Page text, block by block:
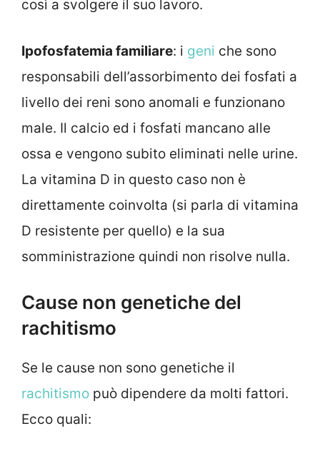
così a svolgere il suo lavoro.
Ipofosfatemia familiare: i geni che sono
responsabili dell’assorbimento dei fosfati a
livello dei reni sono anomali e funzionano
male. Il calcio ed i fosfati mancano alle
ossa e vengono subito eliminati nelle urine.
La vitamina D in questo caso non è
direttamente coinvolta (si parla di vitamina
D resistente per quello) e la sua
somministrazione quindi non risolve nulla.
Cause non genetiche del
rachitismo
Se le cause non sono genetiche il
rachitismo può dipendere da molti fattori.
Ecco quali: